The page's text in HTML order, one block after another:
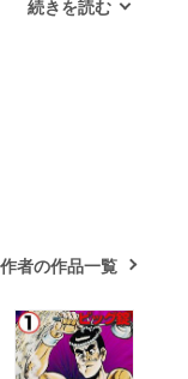
は単行本３巻に
作者の作品一覧